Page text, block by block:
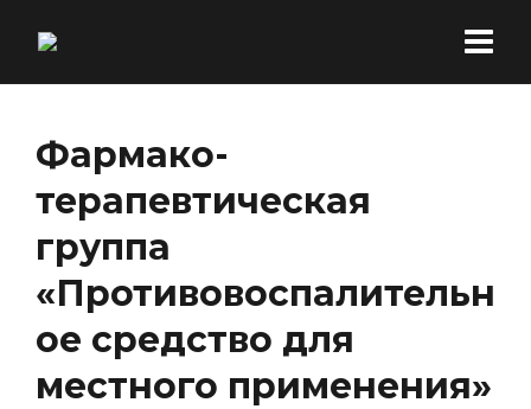
Фармако-
терапевтическая
группа
«Противовоспалительн
ое средство для
местного применения»